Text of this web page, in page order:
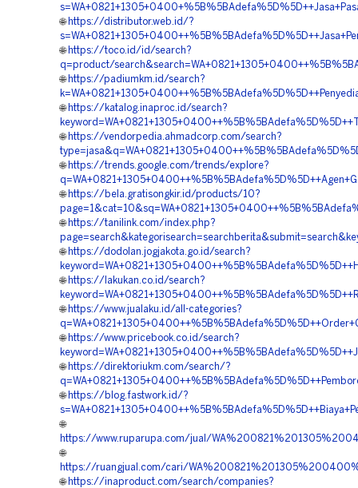
🌐 https://distributor.web.id/?
🌐 https://toco.id/id/search?
q=product/
🌐 https://padiumkm.id/search?
🌐 https://katalog.inaproc.id/search?
🌐 https://vendorpedia.ahmadcorp.com/search?
🌐 https://trends.google.com/trends/explore?
🌐 https://bela.gratisongkir.id/products/10?
🌐 https://tanilink.com/index.php?
🌐 https://dodolan.jogjakota.go.id/search?
🌐 https://lakukan.co.id/search?
🌐 https://www.jualaku.id/all-categories?
🌐 https://www.pricebook.co.id/search?
🌐 https://direktoriukm.com/search/?
🌐 https://blog.fastwork.id/?
🌐
https://www.ruparupa.com/jual/
🌐
https://ruangjual.com/cari/
🌐 https://inaproduct.com/search/companies?